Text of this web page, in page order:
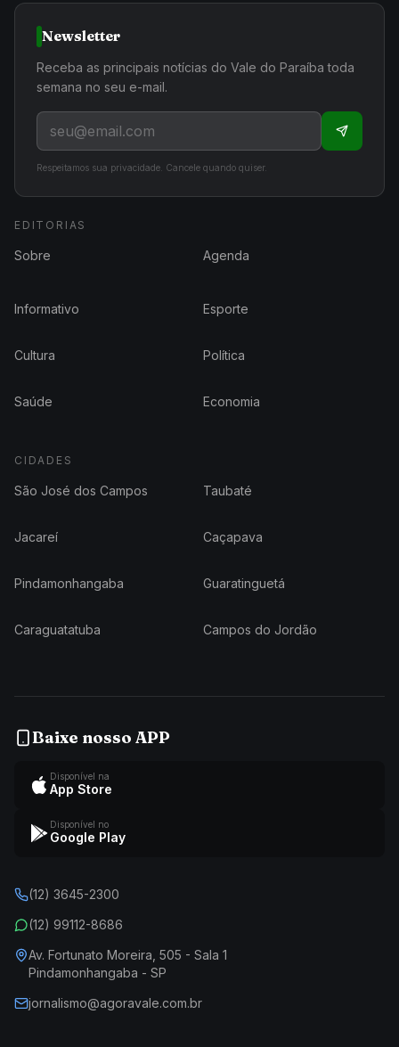
Newsletter
Receba as principais notícias do Vale do Paraíba toda
semana no seu e-mail.
Respeitamos sua privacidade. Cancele quando quiser.
EDITORIAS
Sobre Agenda
Informativo Esporte
Cultura Política
Saúde Economia
CIDADES
São José dos Campos Taubaté
Jacareí Caçapava
Pindamonhangaba Guaratinguetá
Caraguatatuba Campos do Jordão
Baixe nosso APP
Disponível na
App Store
Disponível no
Google Play
(12) 3645-2300
(12) 99112-8686
Av. Fortunato Moreira, 505 - Sala 1
Pindamonhangaba - SP
jornalismo@agoravale.com.br